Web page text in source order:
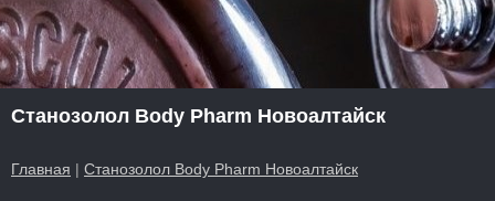
Станозолол Body Pharm Новоалтайск
Главная | Станозолол Body Pharm Новоалтайск